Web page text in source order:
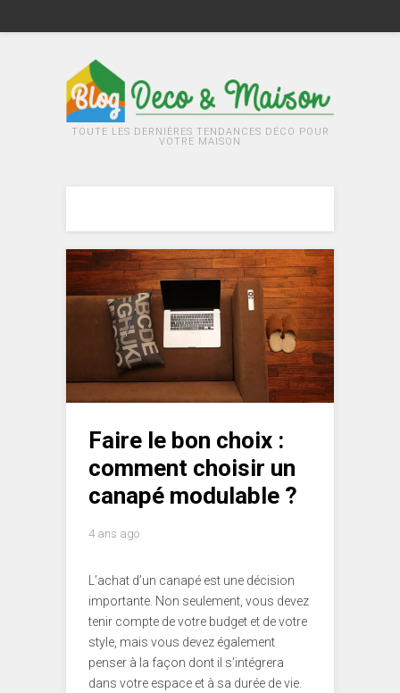
TOUTE LES DERNIÈRES TENDANCES DÉCO POUR
VOTRE MAISON
Faire le bon choix :
comment choisir un
canapé modulable ?
4 ans ago
L’achat d’un canapé est une décision
importante. Non seulement, vous devez
tenir compte de votre budget et de votre
style, mais vous devez également
penser à la façon dont il s’intégrera
dans votre espace et à sa durée de vie.